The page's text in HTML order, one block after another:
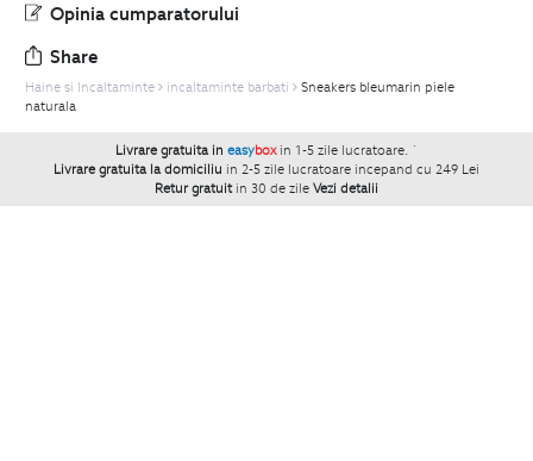
Opinia cumparatorului
Share
Haine si Incaltaminte incaltaminte barbati
Sneakers bleumarin piele
naturala
Livrare gratuita in easybox in 1-5 zile lucratoare. `
Livrare gratuita la domiciliu in 2-5 zile lucratoare incepand cu 249 Lei
Retur gratuit in 30 de zile Vezi detalii